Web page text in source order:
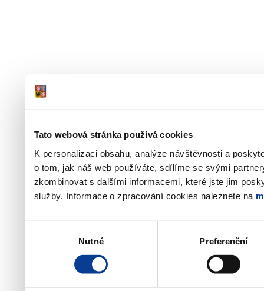
Tato webová stránka používá cookies
K personalizaci obsahu, analýze návštěvnosti a
o tom, jak náš web používáte, sdílíme se svými
zkombinovat s dalšími informacemi, které jste jim
služby. Informace o zpracování cookies naleznete na
Nutné Preferenční